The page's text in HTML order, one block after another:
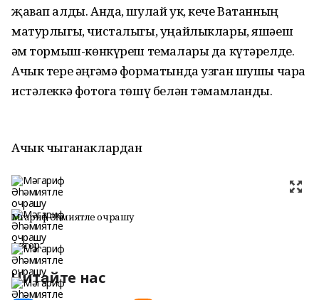
җавап алды. Анда, шулай ук, кече Ватанның
матурлыгы, чисталыгы, уңайлыклары, яшәеш
һәм тормыш-көнкүреш темалары да күтәрелде.
Ачык тере әңгәмә форматында узган шушы чара
истәлеккә фотога төшү белән тәмамланды.
Ачык чыганаклардан
Мәгариф Әһәмиятле очрашу
Автор:
Читайте нас